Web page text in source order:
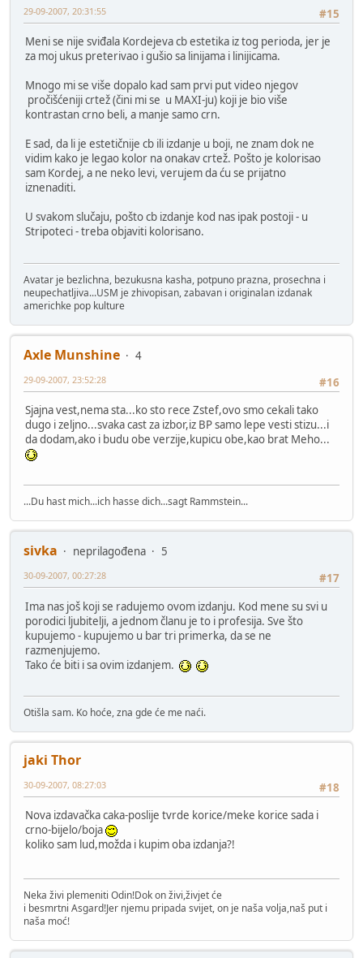
#15
29-09-2007, 20:31:55
Meni se nije sviđala Kordejeva cb estetika iz tog perioda, jer je
za moj ukus preterivao i gušio sa linijama i linijicama.
Mnogo mi se više dopalo kad sam prvi put video njegov
pročišćeniji crtež (čini mi se u MAXI-ju) koji je bio više
kontrastan crno beli, a manje samo crn.
E sad, da li je estetičnije cb ili izdanje u boji, ne znam dok ne
vidim kako je legao kolor na onakav crtež. Pošto je kolorisao
sam Kordej, a ne neko levi, verujem da ću se prijatno
iznenaditi.
U svakom slučaju, pošto cb izdanje kod nas ipak postoji - u
Stripoteci - treba objaviti kolorisano.
Avatar je bezlichna, bezukusna kasha, potpuno prazna, prosechna i
neupechatljiva...USM je zhivopisan, zabavan i originalan izdanak
americhke pop kulture
Axle Munshine
4
#16
29-09-2007, 23:52:28
Sjajna vest,nema sta...ko sto rece Zstef,ovo smo cekali tako
dugo i zeljno...svaka cast za izbor,iz BP samo lepe vesti stizu...i
da dodam,ako i budu obe verzije,kupicu obe,kao brat Meho...
...Du hast mich...ich hasse dich...sagt Rammstein...
sivka neprilagođena
5
#17
30-09-2007, 00:27:28
Ima nas još koji se radujemo ovom izdanju. Kod mene su svi u
porodici ljubitelji, a jednom članu je to i profesija. Sve što
kupujemo - kupujemo u bar tri primerka, da se ne
razmenjujemo.
Tako će biti i sa ovim izdanjem.
Otišla sam. Ko hoće, zna gde će me naći.
jaki Thor
#18
30-09-2007, 08:27:03
Nova izdavačka caka-poslije tvrde korice/meke korice sada i
crno-bijelo/boja
koliko sam lud,možda i kupim oba izdanja?!
Neka živi plemeniti Odin!Dok on živi,živjet će
i besmrtni Asgard!Jer njemu pripada svijet, on je naša volja,naš put i
naša moć!